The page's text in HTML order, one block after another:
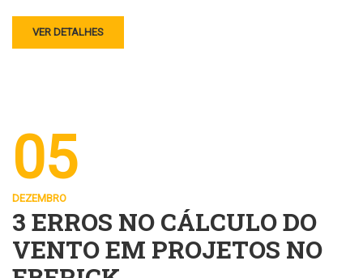
VER DETALHES
05
DEZEMBRO
3 ERROS NO CÁLCULO DO
VENTO EM PROJETOS NO